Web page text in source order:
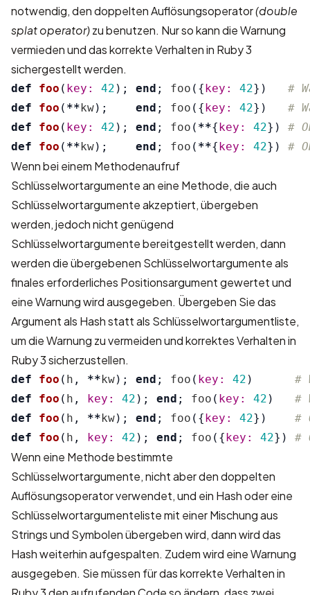
notwendig, den doppelten Auflösungsoperator(double
splat operator)zu benutzen. Nur so kann die Warnung
vermieden und das korrekte Verhalten in Ruby 3
sichergestellt werden.
def foo ( key: 42 ); end ; foo ({ key: 42})
#
def
foo ( ** kw); end ; foo ({ key: 42})
#
def
foo ( key: 42 ); end ; foo ( **{ key: 42})
#
def
foo ( ** kw); end ; foo ( **{ key: 42}) #
Wenn bei einem Methodenaufruf
Schlüsselwortargumente an eine Methode, die auch
Schlüsselwortargumente akzeptiert, übergeben
werden, jedoch nicht genügend
Schlüsselwortargumente bereitgestellt werden, dann
werden die übergebenen Schlüsselwortargumente als
finales erforderliches Positionsargument gewertet und
eine Warnung wird ausgegeben. Übergeben Sie das
Argument als Hash statt als Schlüsselwortargumentliste,
um die Warnung zu vermeiden und korrektes Verhalten in
Ruby 3 sicherzustellen.
def foo ( h , ** kw); end ; foo ( key: 42 )
#
def
foo ( h , key: 42 ); end ; foo ( key: 42 )
#
def
foo ( h , ** kw); end ; foo ({ key: 42})
#
def
foo ( h , key: 42 ); end ; foo ({ key: 42}) #
Wenn eine Methode bestimmte
Schlüsselwortargumente, nicht aber den doppelten
Auflösungsoperator verwendet, und ein Hash oder eine
Schlüsselwortargumenteliste mit einer Mischung aus
Strings und Symbolen übergeben wird, dann wird das
Hash weiterhin aufgespalten. Zudem wird eine Warnung
ausgegeben. Sie müssen für das korrekte Verhalten in